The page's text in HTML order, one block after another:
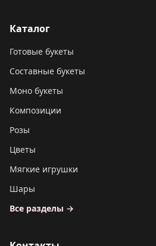
Каталог
Готовые букеты
Составные букеты
Моно букеты
Композиции
Розы
Цветы
Мягкие игрушки
Шары
Все разделы →